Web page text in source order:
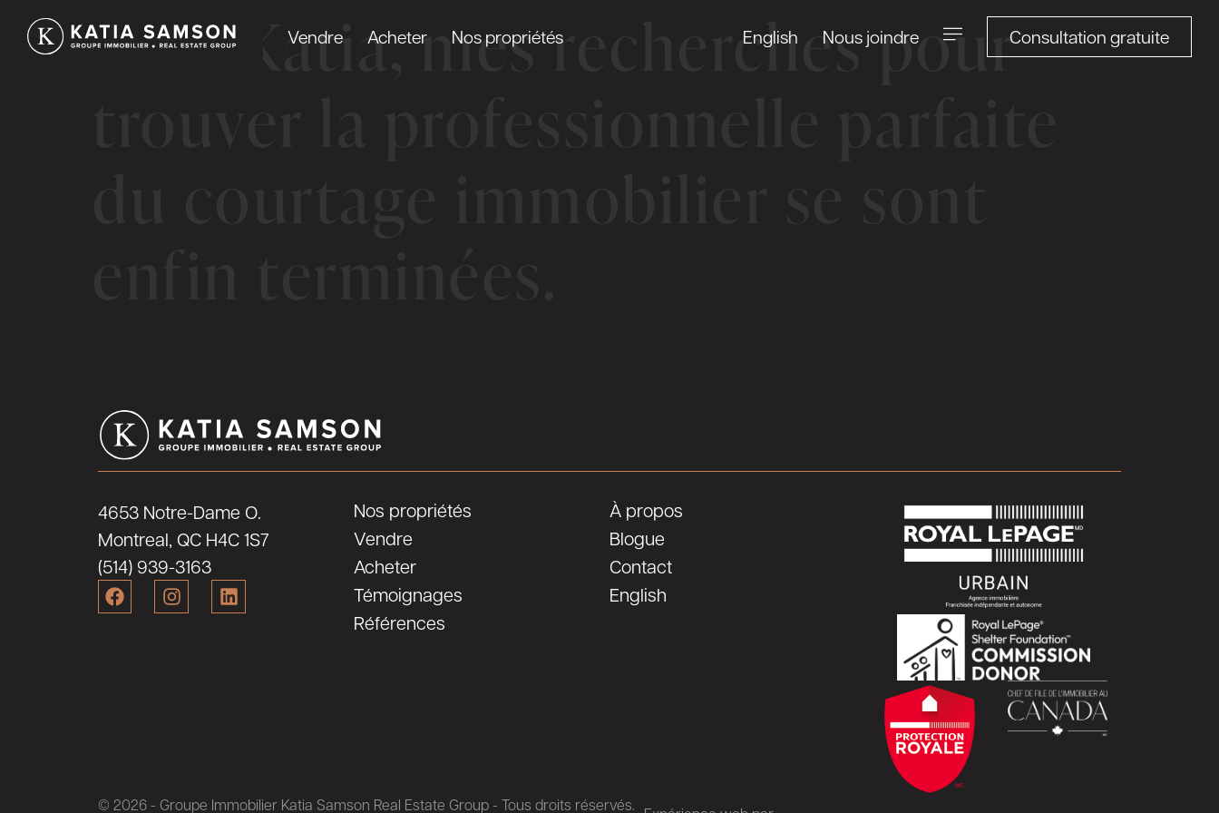
Vendre Acheter Nos propriétés English Nous joindre Consultation gratuite
Avec Katia, mes recherches pour
4653 Notre-Dame O.
Montreal, QC H4C 1S7
(514) 939-3163
Nos propriétés
Vendre
Acheter
Témoignages
Références
À propos
Blogue
Contact
English
© 2026 - Groupe Immobilier Katia Samson Real Estate Group - Tous droits réservés.